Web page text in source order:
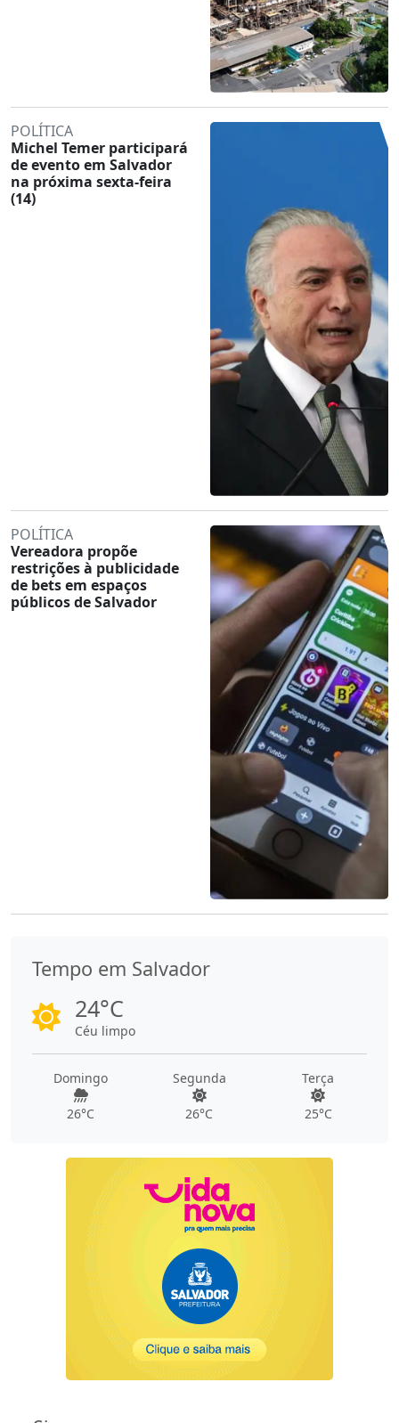
POLÍTICA
Michel Temer participará
de evento em Salvador
na próxima sexta-feira
(14)
POLÍTICA
Vereadora propõe
restrições à publicidade
de bets em espaços
públicos de Salvador
Tempo em Salvador
24°C
Céu limpo
Domingo
26°C
Segunda
26°C
Terça
25°C